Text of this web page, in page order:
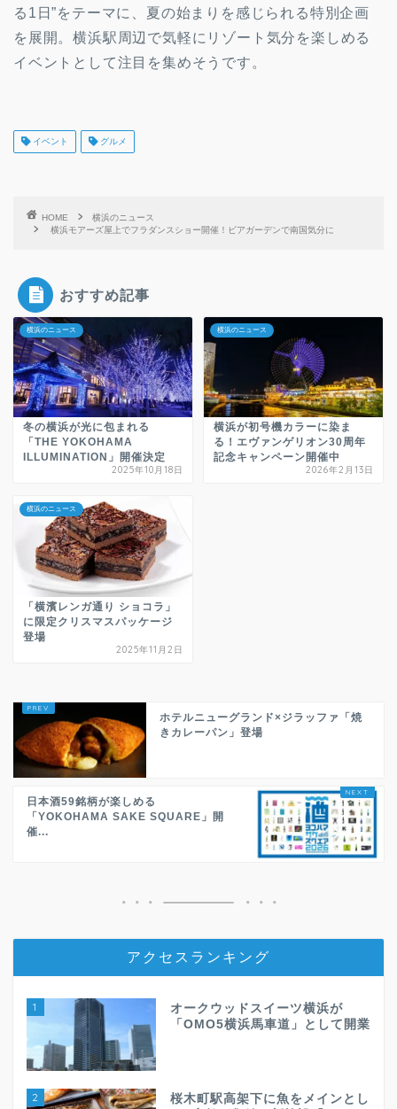
る1日”をテーマに、夏の始まりを感じられる特別企画
を展開。横浜駅周辺で気軽にリゾート気分を楽しめる
イベントとして注目を集めそうです。
イベント グルメ
HOME
横浜のニュース
横浜モアーズ屋上でフラダンスショー開催！ビアガーデンで南国気分に
おすすめ記事
横浜のニュース
冬の横浜が光に包まれる
「THE YOKOHAMA
ILLUMINATION」開催決定
2025年10月18日
横浜のニュース
横浜が初号機カラーに染ま
る！エヴァンゲリオン30周年
記念キャンペーン開催中
2026年2月13日
横浜のニュース
「横濱レンガ通り ショコラ」
に限定クリスマスパッケージ
登場
2025年11月2日
ホテルニューグランド×ジラッファ「焼
きカレーパン」登場
日本酒59銘柄が楽しめる
「YOKOHAMA SAKE SQUARE」開
催...
アクセスランキング
1
オークウッドスイーツ横浜が
「OMO5横浜馬車道」として開業
2
桜木町駅高架下に魚をメインとし